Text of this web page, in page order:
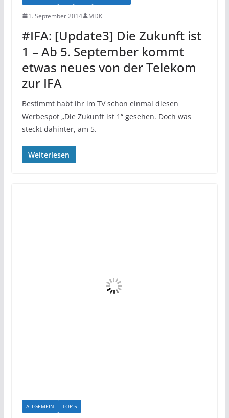
1. September 2014 MDK
#IFA: [Update3] Die Zukunft ist
1 – Ab 5. September kommt
etwas neues von der Telekom
zur IFA
Bestimmt habt ihr im TV schon einmal diesen
Werbespot „Die Zukunft ist 1“ gesehen. Doch was
steckt dahinter, am 5.
Weiterlesen
ALLGEMEIN TOP 5